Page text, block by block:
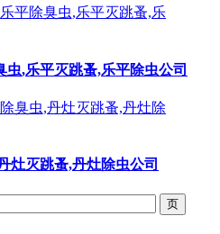
虫,乐平灭跳蚤,乐平除虫公司
灶灭跳蚤,丹灶除虫公司